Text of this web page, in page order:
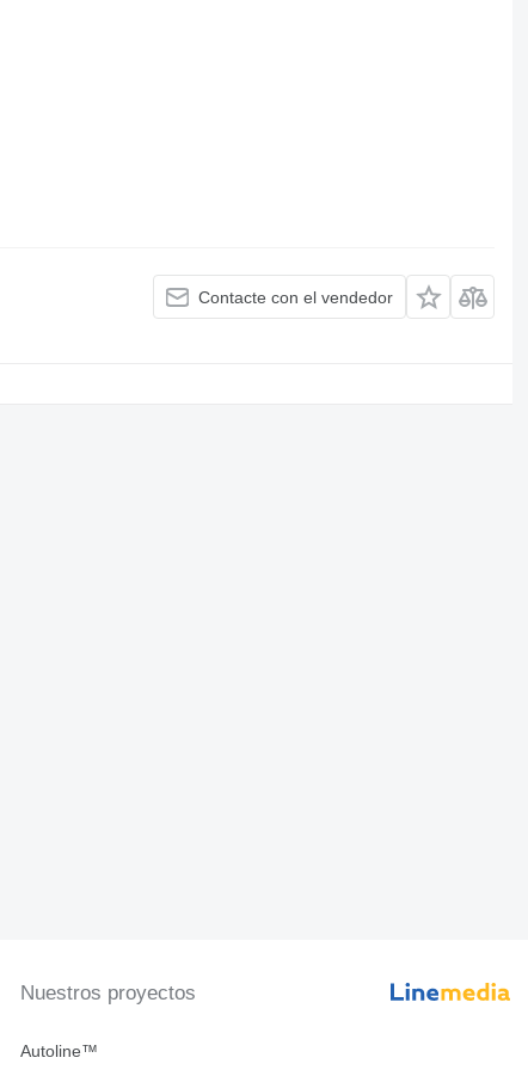
Contacte con el vendedor
Nuestros proyectos
Autoline™